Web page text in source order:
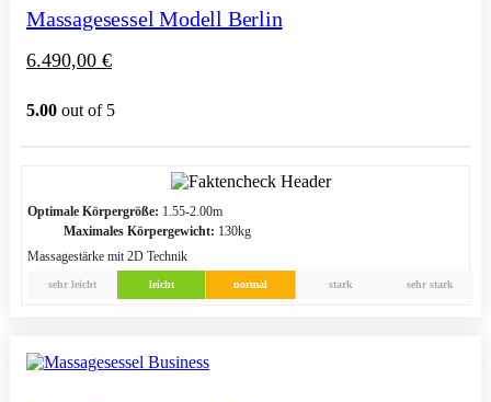
Massagesessel Modell Berlin
6.490,00 €
5.00 out of 5
Optimale Körpergröße: 1.55-2.00m
Maximales Körpergewicht: 130kg
Massagestärke mit 2D Technik
sehr leicht leicht normal stark sehr stark